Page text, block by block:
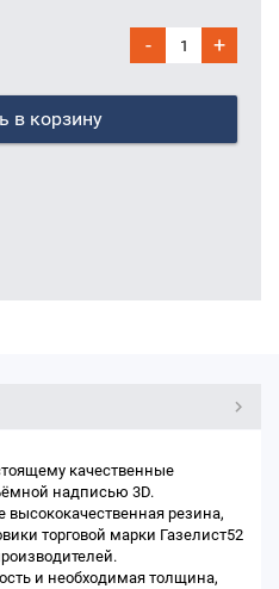
- +
в корзину
качественные
надписью 3D.
высококачественная резина,
торговой марки Газелист52
и необходимая толщина,